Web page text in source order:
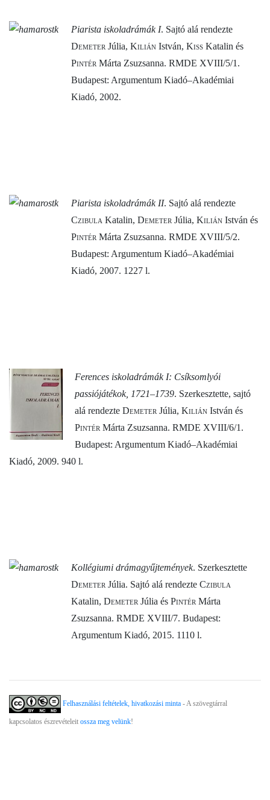
Piarista iskoladrámák I. Sajtó alá rendezte
Demeter Júlia, Kilián István, Kiss Katalin és
Pintér Márta Zsuzsanna. RMDE XVIII/5/1.
Budapest: Argumentum Kiadó–Akadémiai
Kiadó, 2002.
Piarista iskoladrámák II. Sajtó alá rendezte
Czibula Katalin, Demeter Júlia, Kilián István és
Pintér Márta Zsuzsanna. RMDE XVIII/5/2.
Budapest: Argumentum Kiadó–Akadémiai
Kiadó, 2007. 1227 l.
Ferences iskoladrámák I: Csíksomlyói
passiójátékok, 1721–1739. Szerkesztette, sajtó
alá rendezte Demeter Júlia, Kilián István és
Pintér Márta Zsuzsanna. RMDE XVIII/6/1.
Budapest: Argumentum Kiadó–Akadémiai
Kiadó, 2009. 940 l.
Kollégiumi drámagyűjtemények. Szerkesztette
Demeter Júlia. Sajtó alá rendezte Czibula
Katalin, Demeter Júlia és Pintér Márta
Zsuzsanna. RMDE XVIII/7. Budapest:
Argumentum Kiadó, 2015. 1110 l.
Felhasználási feltételek, hivatkozási minta- A szövegtárral
kapcsolatos észrevételeit ossza meg velünk!